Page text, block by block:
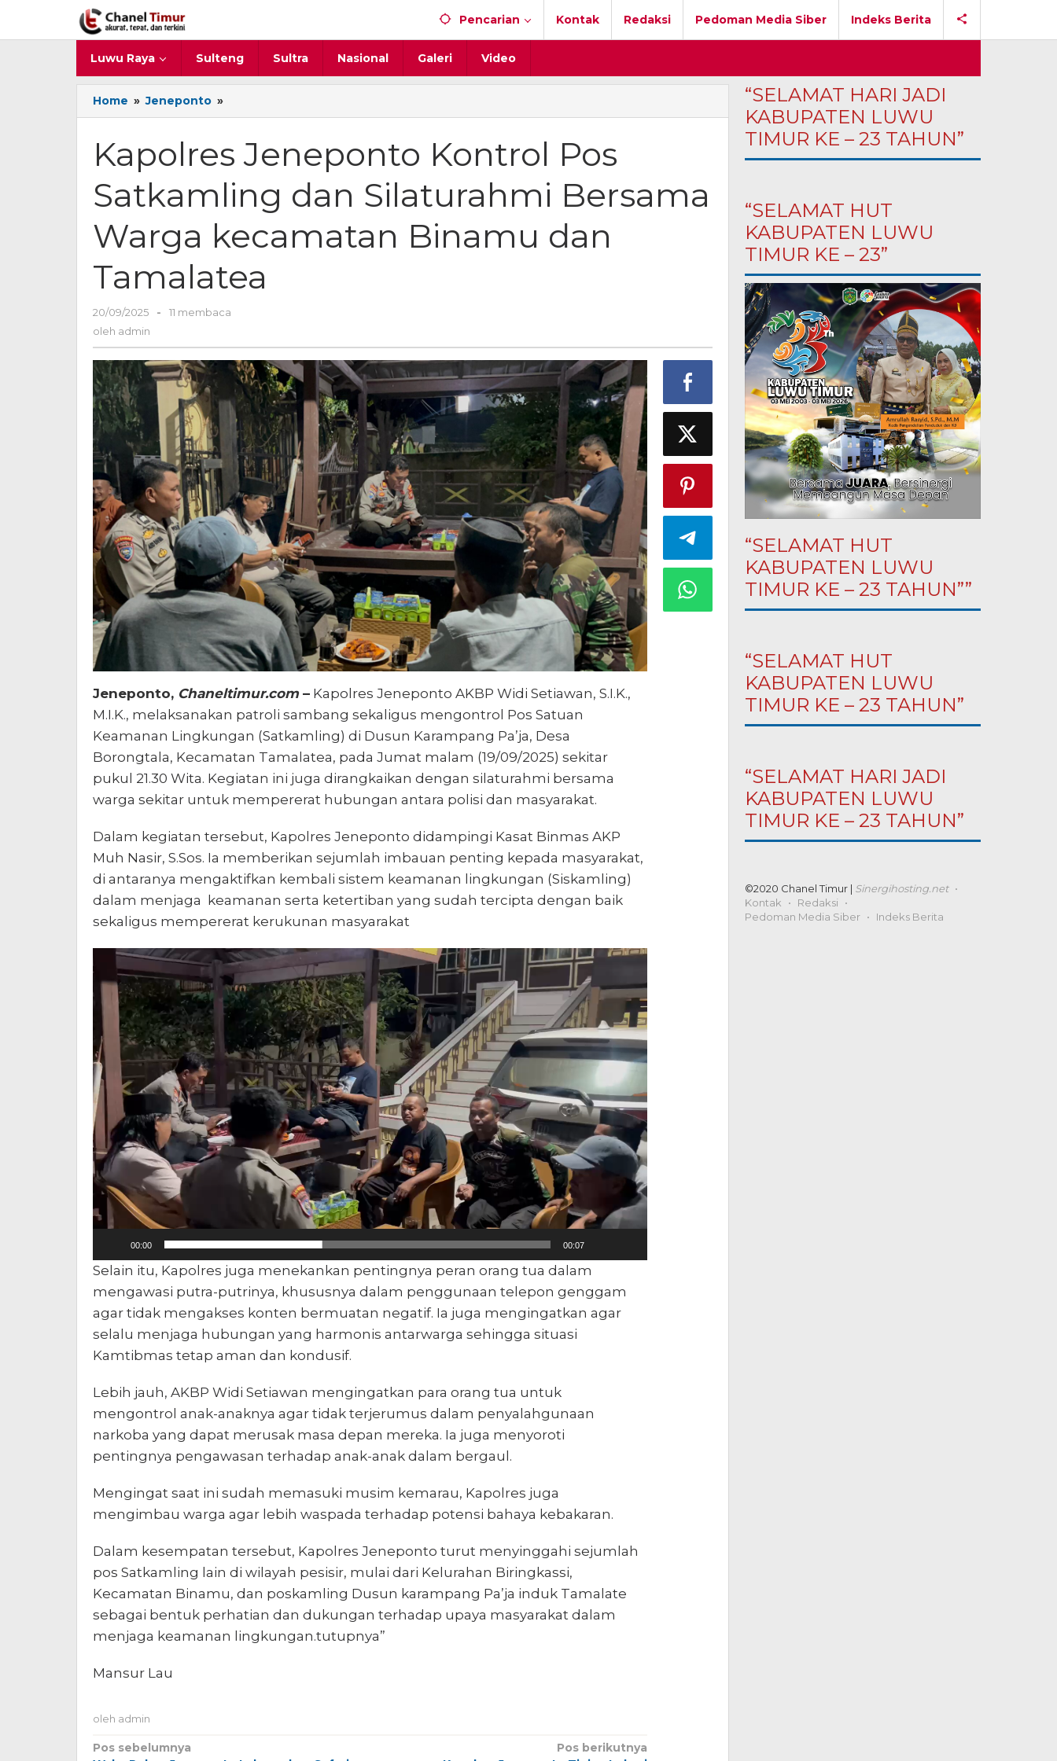
konten
Pencarian Kontak Redaksi Pedoman Media Siber Indeks Berita
Luwu Raya Sulteng Sultra Nasional Galeri Video
Home » Jeneponto »
Jeneponto
Pos
Satkamling
dan
Silaturahmi
Bersama
Warga
kecamatan
dan
Kapolres Jeneponto Kontrol Pos
Satkamling dan Silaturahmi Bersama
Warga kecamatan Binamu dan
Tamalatea
20/09/2025
oleh
-
11 membaca
oleh admin
Jeneponto, Chaneltimur.com– Kapolres Jeneponto AKBP Widi Setiawan, S.I.K.,
M.I.K., melaksanakan patroli sambang sekaligus mengontrol Pos Satuan
Keamanan Lingkungan (Satkamling) di Dusun Karampang Pa’ja, Desa
Borongtala, Kecamatan Tamalatea, pada Jumat malam (19/09/2025) sekitar
pukul 21.30 Wita. Kegiatan ini juga dirangkaikan dengan silaturahmi bersama
warga sekitar untuk mempererat hubungan antara polisi dan masyarakat.
Dalam kegiatan tersebut, Kapolres Jeneponto didampingi Kasat Binmas AKP
Muh Nasir, S.Sos. Ia memberikan sejumlah imbauan penting kepada masyarakat,
di antaranya mengaktifkan kembali sistem keamanan lingkungan (Siskamling)
dalam menjaga keamanan serta ketertiban yang sudah tercipta dengan baik
sekaligus mempererat kerukunan masyarakat
Pemutar
Video
00:00 00:07
Selain itu, Kapolres juga menekankan pentingnya peran orang tua dalam
mengawasi putra-putrinya, khususnya dalam penggunaan telepon genggam
agar tidak mengakses konten bermuatan negatif. Ia juga mengingatkan agar
selalu menjaga hubungan yang harmonis antarwarga sehingga situasi
Kamtibmas tetap aman dan kondusif.
Lebih jauh, AKBP Widi Setiawan mengingatkan para orang tua untuk
mengontrol anak-anaknya agar tidak terjerumus dalam penyalahgunaan
narkoba yang dapat merusak masa depan mereka. Ia juga menyoroti
pentingnya pengawasan terhadap anak-anak dalam bergaul.
Mengingat saat ini sudah memasuki musim kemarau, Kapolres juga
mengimbau warga agar lebih waspada terhadap potensi bahaya kebakaran.
Dalam kesempatan tersebut, Kapolres Jeneponto turut menyinggahi sejumlah
pos Satkamling lain di wilayah pesisir, mulai dari Kelurahan Biringkassi,
Kecamatan Binamu, dan poskamling Dusun karampang Pa’ja induk Tamalate
sebagai bentuk perhatian dan dukungan terhadap upaya masyarakat dalam
menjaga keamanan lingkungan.tutupnya”
Mansur Lau
oleh admin
Navigasi
Pos sebelumnya
Pos berikutnya
“SELAMAT HARI JADI
KABUPATEN LUWU
TIMUR KE – 23 TAHUN”
“SELAMAT HUT
KABUPATEN LUWU
TIMUR KE – 23”
“SELAMAT HUT
KABUPATEN LUWU
TIMUR KE – 23 TAHUN””
“SELAMAT HUT
KABUPATEN LUWU
TIMUR KE – 23 TAHUN”
“SELAMAT HARI JADI
KABUPATEN LUWU
TIMUR KE – 23 TAHUN”
©2020 Chanel Timur | Sinergihosting.net
Kontak
Redaksi
Pedoman Media Siber
Indeks Berita